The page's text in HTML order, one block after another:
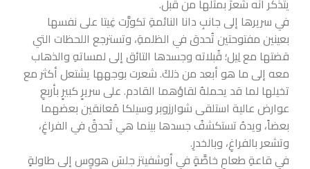
في سريرها إلى جانبِ دانا النائمةِ تكورَّت غِيتا على نفسها
بعينين مفتوحتين تُحدق في الظلمةِ، وتسترجع اللحظات التي
قضتها مع لِيل؛ قُبلاته وجسدها التائق إلى لمساتهِ والذهاب
معه إلى ما هو أبعد من ذلكَ. شعرت بوجهها يشتعل أكثر مع
تخيلها لما قد يحملهُ لقاؤهما القادم. على سريرٍ كبيرٍ بأربعِ
عوارض عالية استلقى شوارزوبر وسيلكا مُعانقين بعضهما
بعضاً، ويدهُ تستكشفُ جسدها بينما هي تُحدقُ في الفراغِ،
وتشعر بالفراغِ، وبالخدرِ.
في قاعةِ طعامٍ خاصَّةٍ في أوشفيتز جلسَ هووِس إلى طاولةٍ